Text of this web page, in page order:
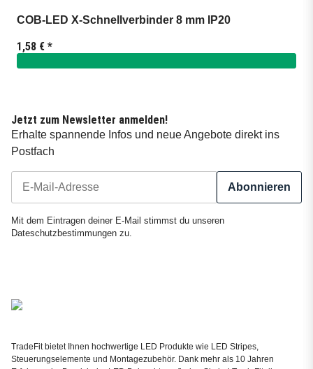
COB-LED X-Schnellverbinder 8 mm IP20
1,58 € *
Jetzt zum Newsletter anmelden!
Erhalte spannende Infos und neue Angebote direkt ins
Postfach
Abonnieren
Mit dem Eintragen deiner E-Mail stimmst du unseren
Dateschutzbestimmungen zu.
TradeFit bietet Ihnen hochwertige LED Produkte wie LED Stripes,
Steuerungselemente und Montagezubehör. Dank mehr als 10 Jahren